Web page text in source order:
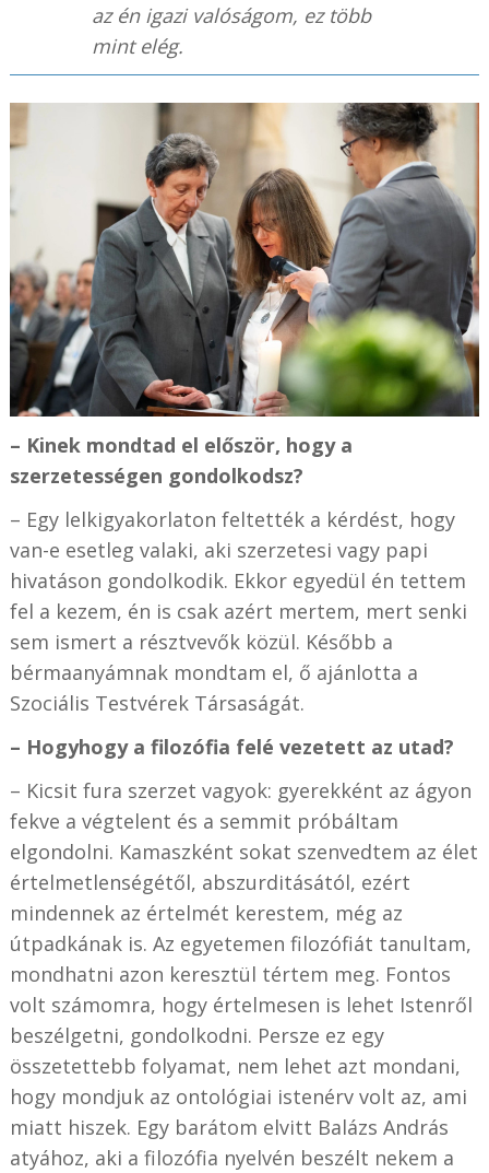
az én igazi valóságom, ez több
mint elég.
– Kinek mondtad el először, hogy a
szerzetességen gondolkodsz?
– Egy lelkigyakorlaton feltették a kérdést, hogy
van-e esetleg valaki, aki szerzetesi vagy papi
hivatáson gondolkodik. Ekkor egyedül én tettem
fel a kezem, én is csak azért mertem, mert senki
sem ismert a résztvevők közül. Később a
bérmaanyámnak mondtam el, ő ajánlotta a
Szociális Testvérek Társaságát.
– Hogyhogy a filozófia felé vezetett az utad?
– Kicsit fura szerzet vagyok: gyerekként az ágyon
fekve a végtelent és a semmit próbáltam
elgondolni. Kamaszként sokat szenvedtem az élet
értelmetlenségétől, abszurditásától, ezért
mindennek az értelmét kerestem, még az
útpadkának is. Az egyetemen filozófiát tanultam,
mondhatni azon keresztül tértem meg. Fontos
volt számomra, hogy értelmesen is lehet Istenről
beszélgetni, gondolkodni. Persze ez egy
összetettebb folyamat, nem lehet azt mondani,
hogy mondjuk az ontológiai istenérv volt az, ami
miatt hiszek. Egy barátom elvitt Balázs András
atyához, aki a filozófia nyelvén beszélt nekem a